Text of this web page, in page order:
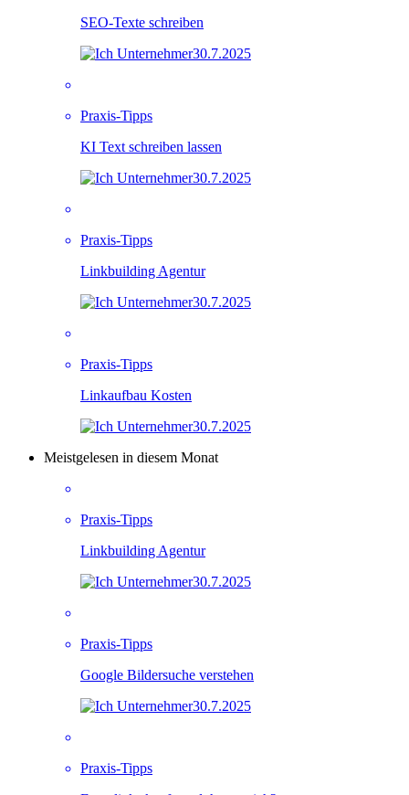
SEO-Texte schreiben
30.7.2025
Praxis-Tipps
KI Text schreiben lassen
30.7.2025
Praxis-Tipps
Linkbuilding Agentur
30.7.2025
Praxis-Tipps
Linkaufbau Kosten
30.7.2025
Meistgelesen in diesem Monat
Praxis-Tipps
Linkbuilding Agentur
30.7.2025
Praxis-Tipps
Google Bildersuche verstehen
30.7.2025
Praxis-Tipps